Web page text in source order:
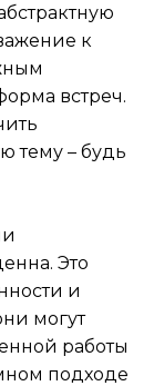
к
встреч.
тему – будь
Это
и
могут
работы
подходе